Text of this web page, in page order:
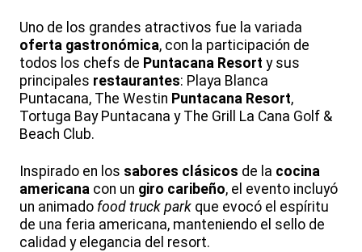
Uno de los grandes atractivos fue la variada
oferta gastronómica, con la participación de
todos los chefs de Puntacana Resort y sus
principales restaurantes: Playa Blanca
Puntacana, The Westin Puntacana Resort,
Tortuga Bay Puntacana y The Grill La Cana Golf &
Beach Club.
Inspirado en los sabores clásicos de la cocina
americana con un giro caribeño, el evento incluyó
un animado food truck park que evocó el espíritu
de una feria americana, manteniendo el sello de
calidad y elegancia del resort.